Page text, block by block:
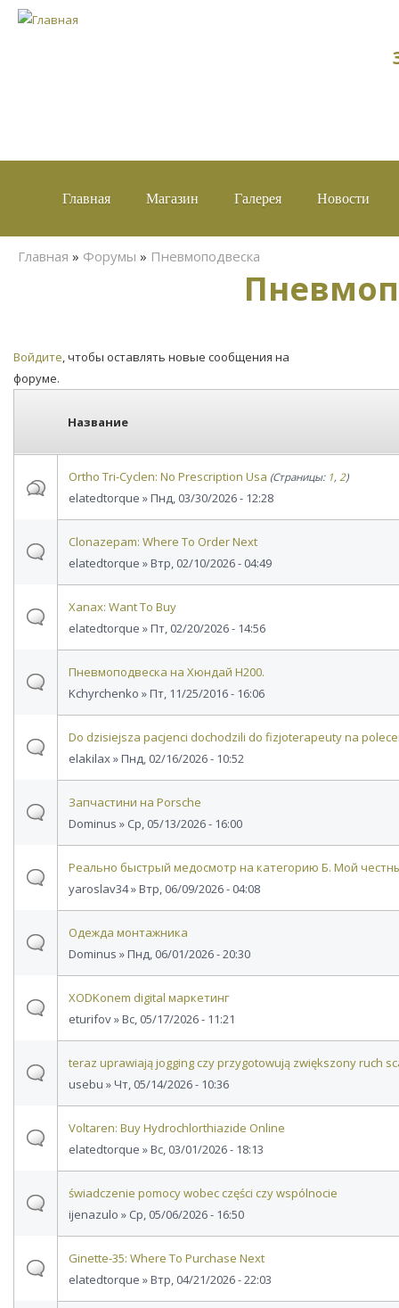
Главная Магазин Галерея Новости
Вы здесь
Главная » Форумы » Пневмоподвеска
Войдите, чтобы оставлять новые сообщения на
форуме.
Название
Ortho Tri-Cyclen: No Prescription Usa (Страницы: 1, 2)
elatedtorque » Пнд, 03/30/2026 - 12:28
Clonazepam: Where To Order Next
elatedtorque » Втр, 02/10/2026 - 04:49
Xanax: Want To Buy
elatedtorque » Пт, 02/20/2026 - 14:56
Пневмоподвеска на Хюндай Н200.
Kchyrchenko » Пт, 11/25/2016 - 16:06
Do dzisiejsza pacjenci dochodzili do fizjoterapeuty na
elakilax» Пнд, 02/16/2026 - 10:52
Запчастини на Porsche
Dominus » Ср, 05/13/2026 - 16:00
Реально быстрый медосмотр на категорию Б. Мой
yaroslav34» Втр, 06/09/2026 - 04:08
Одежда монтажника
Dominus » Пнд, 06/01/2026 - 20:30
XODKonem digital маркетинг
eturifov» Вс, 05/17/2026 - 11:21
teraz uprawiają jogging czy przygotowują zwiększony ruch
usebu » Чт, 05/14/2026 - 10:36
Voltaren: Buy Hydrochlorthiazide Online
elatedtorque » Вс, 03/01/2026 - 18:13
świadczenie pomocy wobec części czy wspólnocie
ijenazulo » Ср, 05/06/2026 - 16:50
Ginette-35: Where To Purchase Next
elatedtorque » Втр, 04/21/2026 - 22:03